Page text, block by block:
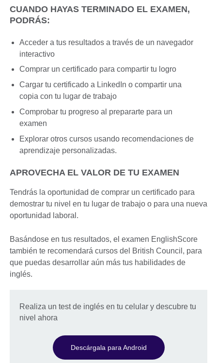
CUANDO HAYAS TERMINADO EL EXAMEN,
PODRÁS:
Acceder a tus resultados a través de un navegador
interactivo
Comprar un certificado para compartir tu logro
Cargar tu certificado a LinkedIn o compartir una
copia con tu lugar de trabajo
Comprobar tu progreso al prepararte para un
examen
Explorar otros cursos usando recomendaciones de
aprendizaje personalizadas.
APROVECHA EL VALOR DE TU EXAMEN
Tendrás la oportunidad de comprar un certificado para
demostrar tu nivel en tu lugar de trabajo o para una nueva
oportunidad laboral.
Basándose en tus resultados, el examen EnglishScore
también te recomendará cursos del British Council, para
que puedas desarrollar aún más tus habilidades de
inglés.
Realiza un test de inglés en tu celular y descubre tu
nivel ahora
Descárgala para Android